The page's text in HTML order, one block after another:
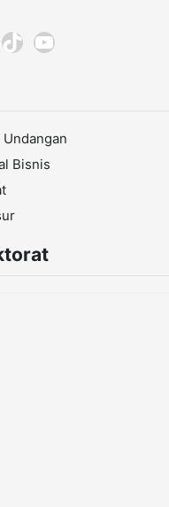
TikTokYouTube
Bisnis